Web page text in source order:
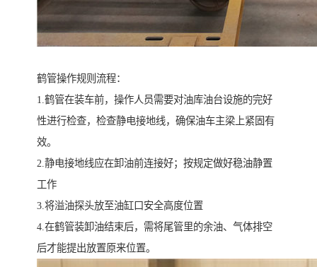
鹤管操作规则流程：
1.鹤管在装车前，操作人员需要对油库油台设施的完好
性进行检查，检查静电接地线，确保油车主梁上紧固有
效。
2.静电接地线应在卸油前连接好；按规定做好稳油静置
工作
3.将溢油探头放至油缸口安全高度位置
4.在鹤管装卸油结束后，需将尾管里的余油、气体排空
后才能提出放置原来位置。